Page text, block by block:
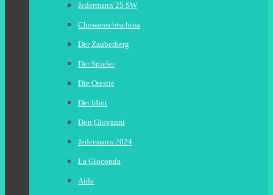
Jedermann 25 SW
Chowanschtschina
Der Zauberberg
Der Spieler
Die Orestie
Der Idiot
Don Giovanni
Jedermann 2024
La Gioconda
Aida